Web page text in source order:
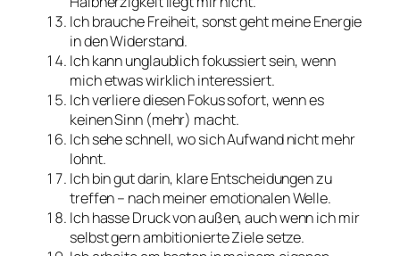
Ich brauche Freiheit, sonst geht meine Energie
in den Widerstand.
Ich kann unglaublich fokussiert sein, wenn
mich etwas wirklich interessiert.
Ich verliere diesen Fokus sofort, wenn es
keinen Sinn (mehr) macht.
Ich sehe schnell, wo sich Aufwand nicht mehr
lohnt.
Ich bin gut darin, klare Entscheidungen zu
treffen – nach meiner emotionalen Welle.
Ich hasse Druck von außen, auch wenn ich mir
selbst gern ambitionierte Ziele setze.